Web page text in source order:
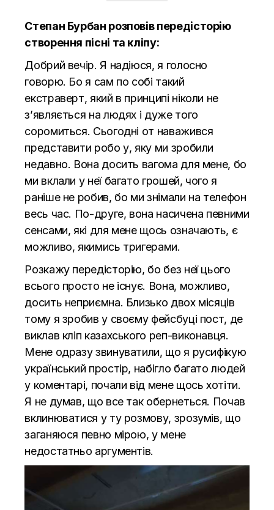
Степан Бурбан розповів передісторію
створення пісні та кліпу:
Добрий вечір. Я надіюся, я голосно
говорю. Бо я сам по собі такий
екстраверт, який в принципі ніколи не
з’являється на людях і дуже того
соромиться. Сьогодні от наважився
представити робо у, яку ми зробили
недавно. Вона досить вагома для мене, бо
ми вклали у неї багато грошей, чого я
раніше не робив, бо ми знімали на телефон
весь час. По-друге, вона насичена певними
сенсами, які для мене щось означають, є
можливо, якимись тригерами.
Розкажу передісторію, бо без неї цього
всього просто не існує. Вона, можливо,
досить неприємна. Близько двох місяців
тому я зробив у своєму фейсбуці пост, де
виклав кліп казахського реп-виконавця.
Мене одразу звинуватили, що я русифікую
український простір, набігло багато людей
у коментарі, почали від мене щось хотіти.
Я не думав, що все так обернеться. Почав
вклинюватися у ту розмову, зрозумів, що
заганяюся певно мірою, у мене
недостатньо аргументів.